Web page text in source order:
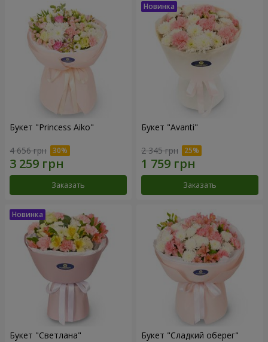
Букет "Princess Aiko"
4 656 грн
Заказать
Букет "Avanti"
2 345 грн
Заказать
Букет "Светлана" Букет "Сладкий оберег"